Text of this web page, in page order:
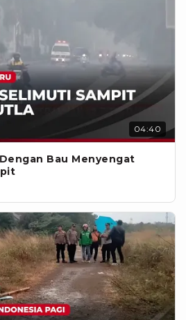
04:40
Bau Menyengat